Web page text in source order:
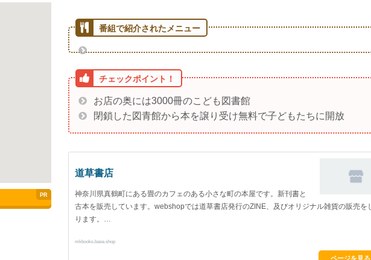
お店の奥には3000冊のこども図書館
閉鎖した図青館から本を譲り受け無料で子どもたちに開放
道草書店
神奈川県真鶴町にある畳のカフェのある小さな町の本屋です。新刊書と
古本を販売しています。webshopでは道草書店発行のZINE、及びオリジナル雑貨の販売を
ります。…
mkbooks.base.shop
ページを見る